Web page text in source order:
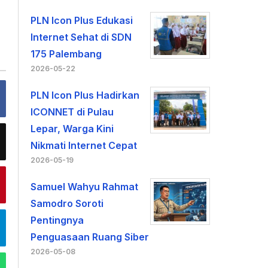
PLN Icon Plus Edukasi
Internet Sehat di SDN
175 Palembang
2026-05-22
PLN Icon Plus Hadirkan
ICONNET di Pulau
Lepar, Warga Kini
Nikmati Internet Cepat
2026-05-19
Samuel Wahyu Rahmat
Samodro Soroti
Pentingnya
Penguasaan Ruang Siber
2026-05-08